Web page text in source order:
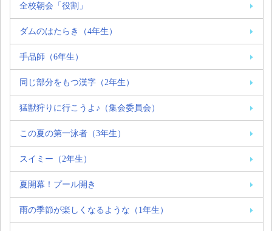
全校朝会「役割」
ダムのはたらき（4年生）
手品師（6年生）
同じ部分をもつ漢字（2年生）
猛獣狩りに行こうよ♪（集会委員会）
この夏の第一泳者（3年生）
スイミー（2年生）
夏開幕！プール開き
雨の季節が楽しくなるような（1年生）